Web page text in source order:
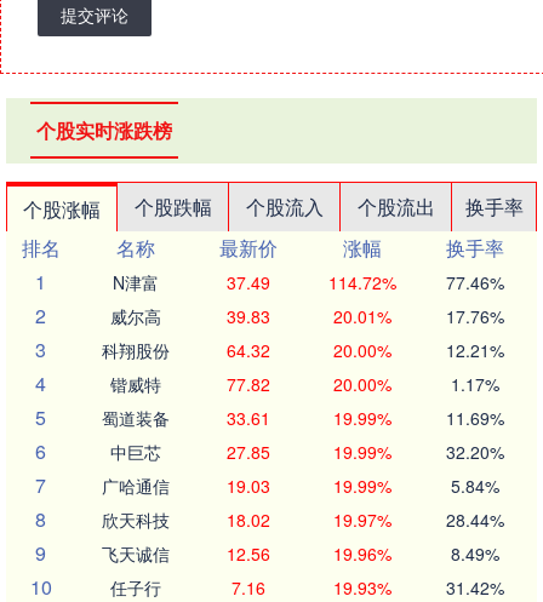
提交评论
个股实时涨跌榜
个股涨幅 个股跌幅 个股流入 个股流出
换手率
排名
名称 最新价 涨幅
换手率
1
N津富 37.49 114.72% 77.46%
2 威尔高 39.83 20.01% 17.76%
3 科翔股份 64.32 20.00% 12.21%
4 锴威特 77.82 20.00% 1.17%
5 蜀道装备 33.61 19.99% 11.69%
6 中巨芯 27.85 19.99% 32.20%
7 广哈通信 19.03 19.99% 5.84%
8 欣天科技 18.02 19.97% 28.44%
9 飞天诚信 12.56 19.96% 8.49%
10 任子行 7.16 19.93% 31.42%